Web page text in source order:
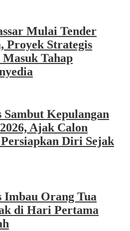
Mulai Tender
Proyek Strategis
Tahap
Kepulangan
Ajak Calon
Persiapkan Diri Sejak
Orang Tua
di Hari Pertama